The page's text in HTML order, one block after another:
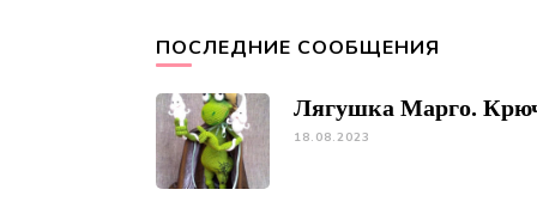
ПОСЛЕДНИЕ СООБЩЕНИЯ
Лягушка Марго.
18.08.2023